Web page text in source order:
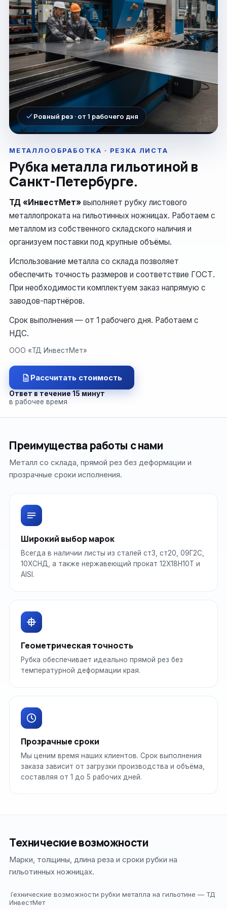
МЕТАЛЛООБРАБОТКА · РЕЗКА ЛИСТА
Рубка металла гильотиной в
Санкт-Петербурге.
ТД «ИнвестМет» выполняет рубку листового
металлопроката на гильотинных ножницах. Работаем с
металлом из собственного складского наличия и
организуем поставки под крупные объёмы.
Использование металла со склада позволяет
обеспечить точность размеров и соответствие ГОСТ.
При необходимости комплектуем заказ напрямую с
заводов-партнёров.
Срок выполнения — от 1 рабочего дня. Работаем с
НДС.
ООО «ТД ИнвестМет»
Рассчитать стоимость
Ответ в течение 15 минут
в рабочее время
Ровный рез · от 1 рабочего дня
Преимущества работы с нами
Металл со склада, прямой рез без деформации и
прозрачные сроки исполнения.
Широкий выбор марок
Всегда в наличии листы из сталей ст3, ст20, 09Г2С,
10ХСНД, а также нержавеющий прокат 12Х18Н10Т и
AISI.
Геометрическая точность
Рубка обеспечивает идеально прямой рез без
температурной деформации края.
Прозрачные сроки
Мы ценим время наших клиентов. Срок выполнения
заказа зависит от загрузки производства и объёма,
составляя от 1 до 5 рабочих дней.
Технические возможности
Марки, толщины, длина реза и сроки рубки на
гильотинных ножницах.
Технические возможности рубки металла на гильотине — ТД
ИнвестМет